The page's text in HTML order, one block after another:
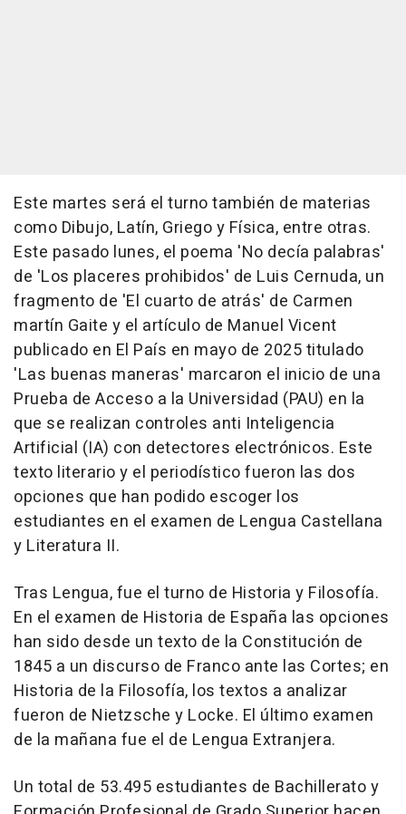
Este martes será el turno también de materias
como Dibujo, Latín, Griego y Física, entre otras.
Este pasado lunes, el poema 'No decía palabras'
de 'Los placeres prohibidos' de Luis Cernuda, un
fragmento de 'El cuarto de atrás' de Carmen
martín Gaite y el artículo de Manuel Vicent
publicado en El País en mayo de 2025 titulado
'Las buenas maneras' marcaron el inicio de una
Prueba de Acceso a la Universidad (PAU) en la
que se realizan controles anti Inteligencia
Artificial (IA) con detectores electrónicos. Este
texto literario y el periodístico fueron las dos
opciones que han podido escoger los
estudiantes en el examen de Lengua Castellana
y Literatura II.
Tras Lengua, fue el turno de Historia y Filosofía.
En el examen de Historia de España las opciones
han sido desde un texto de la Constitución de
1845 a un discurso de Franco ante las Cortes; en
Historia de la Filosofía, los textos a analizar
fueron de Nietzsche y Locke. El último examen
de la mañana fue el de Lengua Extranjera.
Un total de 53.495 estudiantes de Bachillerato y